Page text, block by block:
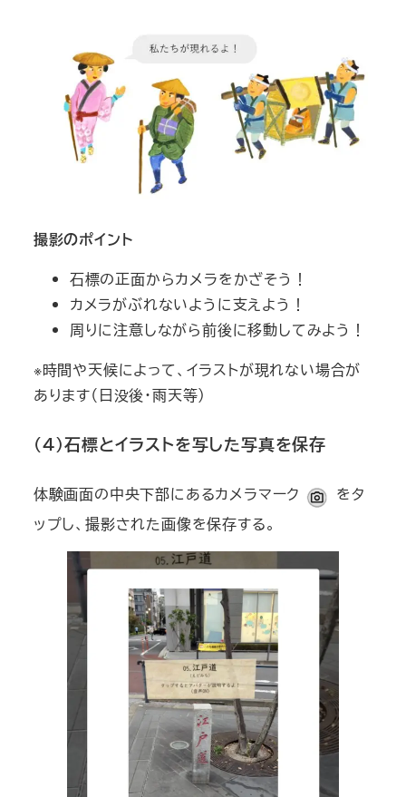
撮影のポイント
石標の正面からカメラをかざそう！
カメラがぶれないように支えよう！
周りに注意しながら前後に移動してみよう！
※時間や天候によって、イラストが現れない場合が
あります（日没後・雨天等）
（４）石標とイラストを写した写真を保存
体験画面の中央下部にあるカメラマーク
をタ
ップし、撮影された画像を保存する。